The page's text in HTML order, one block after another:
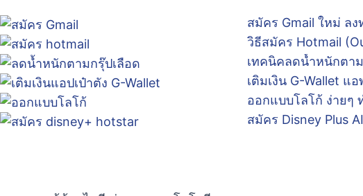
สมัคร Gmail ใหม่ ล
วิธีสมัคร Hotmail
เทคนิคลดน้ำหนักตาม
เติมเงิน G-Wallet แ
ออกแบบโลโก้ ง่ายๆ
สมัคร Disney Plus